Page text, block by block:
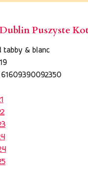
Puszyste
tabby & blanc